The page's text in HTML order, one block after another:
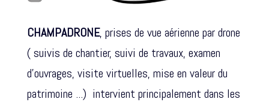
CHAMPADRONE, prises de vue aérienne par drone
( suivis de chantier, suivi de travaux, examen
d'ouvrages, visite virtuelles, mise en valeur du
patrimoine ...) intervient principalement dans les